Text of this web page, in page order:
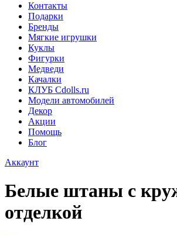
Контакты
Подарки
Бренды
Мягкие игрушки
Куклы
Фигурки
Медведи
Качалки
КЛУБ Cdolls.ru
Модели автомобилей
Декор
Акции
Помощь
Блог
Аккаунт
Белые штаны с
отделкой